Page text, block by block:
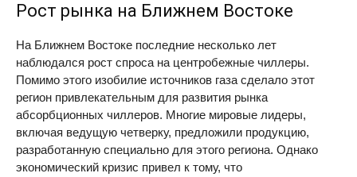
Рост рынка на Ближнем Востоке
На Ближнем Востоке последние несколько лет
наблюдался рост спроса на центробежные чиллеры.
Помимо этого изобилие источников газа сделало этот
регион привлекательным для развития рынка
абсорбционных чиллеров. Многие мировые лидеры,
включая ведущую четверку, предложили продукцию,
разработанную специально для этого региона. Однако
экономический кризис привел к тому, что